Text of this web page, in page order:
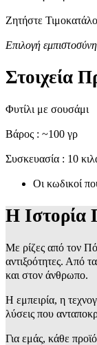
Ζητήστε
Επιλογή
Στοιχεία
Φυτίλι με σουσάμι
Βάρος : ~100 γρ
Συσκευασία : 10
Οι κωδικοί
Η Ιστορία
Με ρίζες από τον
αντιξοότητες. Από
και στον άνθρωπο.
Η εμπειρία, η
λύσεις που
Για εμάς, κάθε